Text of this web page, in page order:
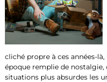
cliché propre à ces années-
époque remplie de
situations plus absurdes les